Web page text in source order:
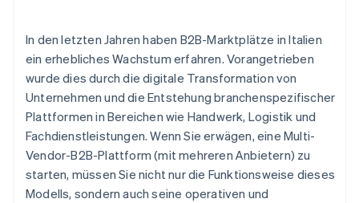
Welche Rolle übernimmt Stripe?
In den letzten Jahren haben B2B-Marktplätze in Italien
ein erhebliches Wachstum erfahren. Vorangetrieben
wurde dies durch die digitale Transformation von
Unternehmen und die Entstehung branchenspezifischer
Plattformen in Bereichen wie Handwerk, Logistik und
Fachdienstleistungen. Wenn Sie erwägen, eine Multi-
Vendor-B2B-Plattform (mit mehreren Anbietern) zu
starten, müssen Sie nicht nur die Funktionsweise dieses
Modells, sondern auch seine operativen und